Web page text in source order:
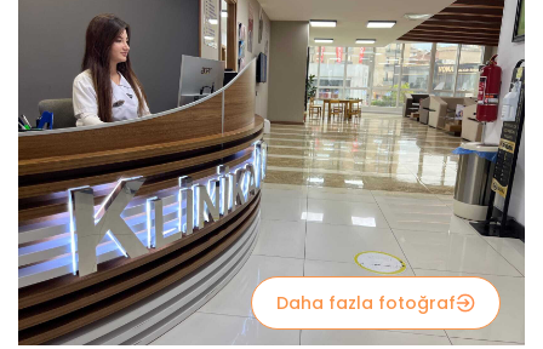
Daha fazla fotoğraf